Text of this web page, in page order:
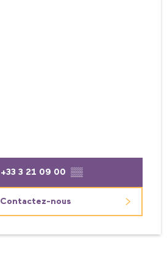
+33 3 21 09 00 ▒▒
Contactez-nous